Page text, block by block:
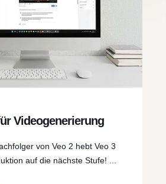
Videogenerierung
von Veo 2 hebt Veo 3
auf die nächste Stufe! ...